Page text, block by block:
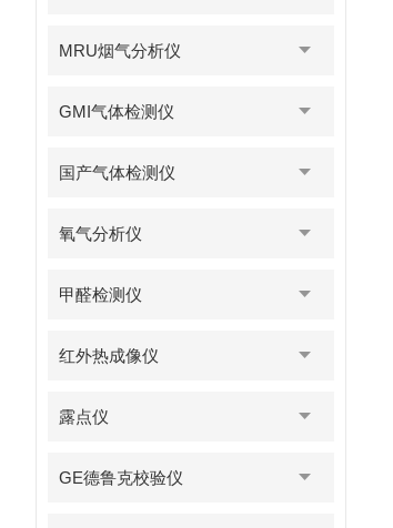
MRU烟气分析仪
GMI气体检测仪
国产气体检测仪
氧气分析仪
甲醛检测仪
红外热成像仪
露点仪
GE德鲁克校验仪